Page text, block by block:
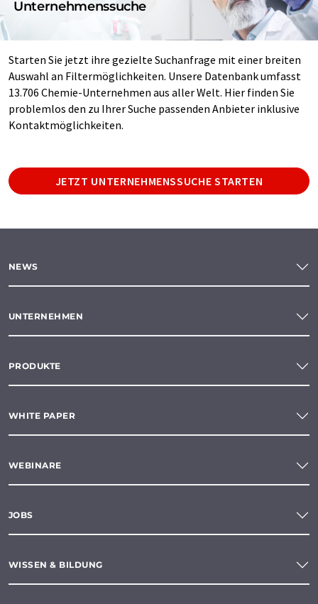
Unternehmenssuche
Starten Sie jetzt ihre gezielte Suchanfrage mit einer breiten
Auswahl an Filtermöglichkeiten. Unsere Datenbank umfasst
13.706 Chemie-Unternehmen aus aller Welt. Hier finden Sie
problemlos den zu Ihrer Suche passenden Anbieter inklusive
Kontaktmöglichkeiten.
JETZT UNTERNEHMENSSUCHE STARTEN
NEWS
UNTERNEHMEN
PRODUKTE
WHITE PAPER
WEBINARE
JOBS
WISSEN & BILDUNG